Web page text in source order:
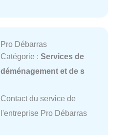
Pro Débarras
Catégorie : Services de
déménagement et de s
Contact du service de
l'entreprise Pro Débarras